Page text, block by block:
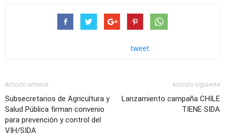
tweet
Artículo anterior
Subsecretarios de Agricultura y
Salud Pública firman convenio
para prevención y control del
VIH/SIDA
Artículo siguiente
Lanzamiento campaña CHILE
TIENE SIDA